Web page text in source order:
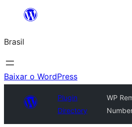
o
conteúdo
Brasil
Baixar o WordPress
Plugin
Directory
WP